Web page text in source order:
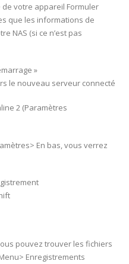
de votre appareil Formuler
que les informations de
NAS (si ce n’est pas
»
le nouveau serveur connecté
2 (Paramètres
En bas, vous verrez
pouvez trouver les fichiers
Enregistrements